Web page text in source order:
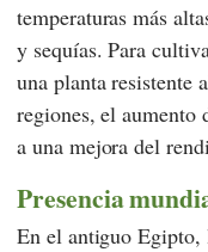
temperaturas más
y sequías. Para
una planta resistente
regiones, el aumento
a una mejora del
Presencia
En el antiguo Egipto,